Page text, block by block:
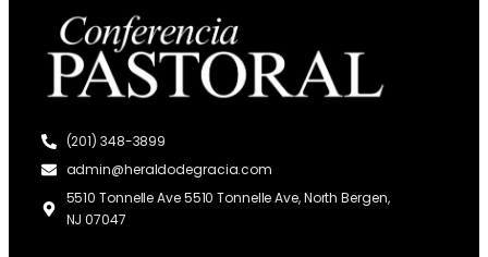
(201) 348-3899
admin@heraldodegracia.com
5510 Tonnelle Ave 5510 Tonnelle Ave, North Bergen,
NJ 07047